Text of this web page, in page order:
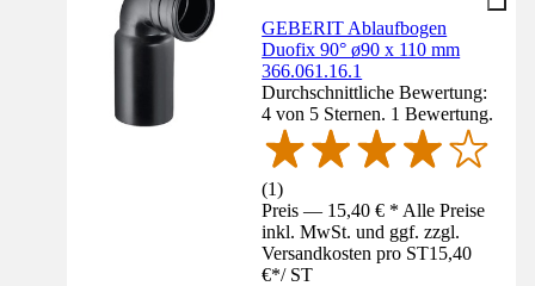
GEBERIT Ablaufbogen
Duofix 90° ø90 x 110 mm
366.061.16.1
Durchschnittliche Bewertung:
4 von 5 Sternen. 1 Bewertung.
(1)
Preis — 15,40 € * Alle Preise
inkl. MwSt. und ggf. zzgl.
Versandkosten pro ST15,40
€*/ ST